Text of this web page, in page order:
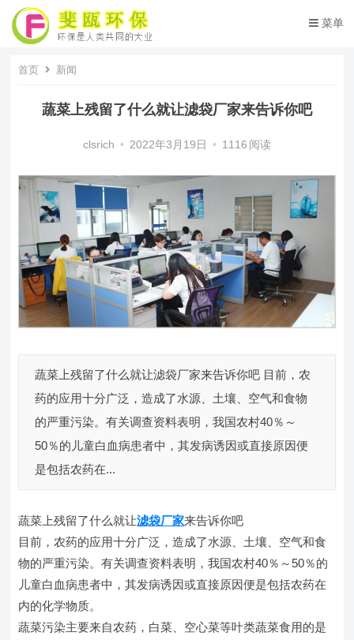
菜单
首页 新闻
蔬菜上残留了什么就让滤袋厂家来告诉你吧
clsrich • 2022年3月19日 • 1116 阅读
蔬菜上残留了什么就让滤袋厂家来告诉你吧 目前，农
药的应用十分广泛，造成了水源、土壤、空气和食物
的严重污染。有关调查资料表明，我国农村40％～
50％的儿童白血病患者中，其发病诱因或直接原因便
是包括农药在...
蔬菜上残留了什么就让滤袋厂家来告诉你吧
目前，农药的应用十分广泛，造成了水源、土壤、空气和食
物的严重污染。有关调查资料表明，我国农村40％～50％的
儿童白血病患者中，其发病诱因或直接原因便是包括农药在
内的化学物质。
蔬菜污染主要来自农药，白菜、空心菜等叶类蔬菜食用的是